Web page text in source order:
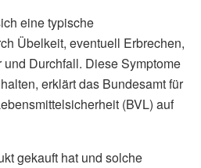
eine typische
Übelkeit, eventuell Erbrechen,
Durchfall. Diese Symptome
erklärt das Bundesamt für
(BVL) auf
gekauft hat und solche